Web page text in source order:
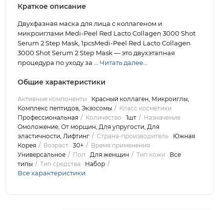
Краткое описание
Двухфазная маска для лица с коллагеном и
микроиглами Medi-Peel Red Lacto Collagen 3000 Shot
Serum 2 Step Mask, 1pcsMedi-Peel Red Lacto Collagen
3000 Shot Serum 2 Step Mask — это двухэтапная
процедура по уходу за ... Читать далее...
Общие характеристики
Активные компоненты
Красный коллаген, Микроиглы,
Комплекс пептидов, Экзосомы
Класс косметики
Профессиональная
Количество 1шт
Назначение
Омоложение, От морщин, Для упругости, Для
эластичности, Лифтинг
Страна-производитель
Южная
Корея
Возраст 30+
Время применения
Универсальное
Пол Для женщин Тип кожи
Все
типы
Тип средства Набор
Все характеристики